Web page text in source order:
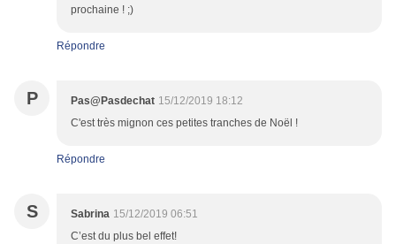
prochaine ! ;)
Répondre
P Pas@Pasdechat 15/12/2019 18:12
C'est très mignon ces petites tranches de Noël !
Répondre
S Sabrina 15/12/2019 06:51
C’est du plus bel effet!